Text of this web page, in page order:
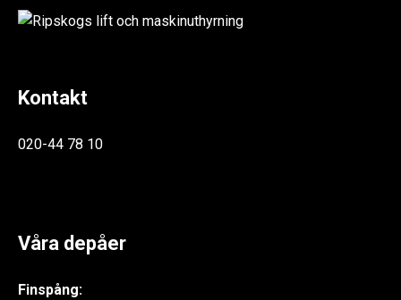
Kontakt
020-44 78 10
Våra depåer
Finspång: